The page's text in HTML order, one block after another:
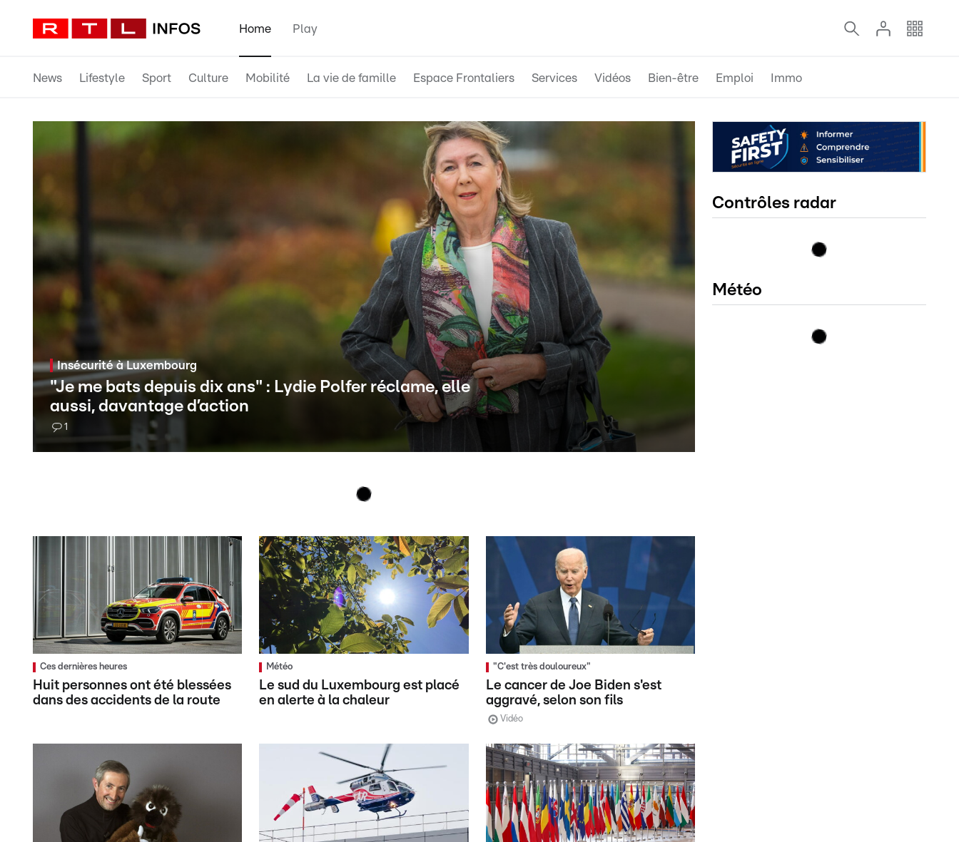
Home Play
News Lifestyle Sport Culture Mobilité La vie de famille Espace Frontaliers Services Vidéos Bien-être Emploi Immo
Insécurité à Luxembourg
"Je me bats depuis dix ans" : Lydie Polfer réclame, elle
aussi, davantage d’action
1
Ces dernières heures
Huit personnes ont été blessées
dans des accidents de la route
Météo
Le sud du Luxembourg est placé
en alerte à la chaleur
"C'est très douloureux"
Le cancer de Joe Biden s'est
aggravé, selon son fils
Vidéo
Contrôles radar
Météo